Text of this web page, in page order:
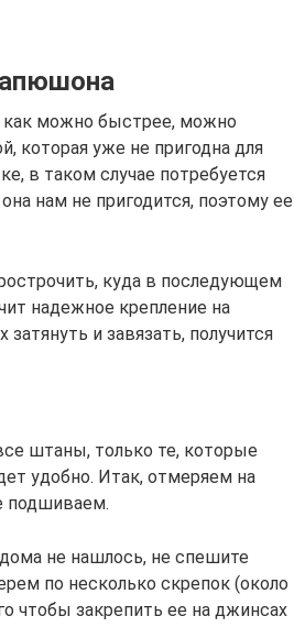
как можно быстрее, можно
которая уже не пригодна для
в таком случае потребуется
нам не пригодится, поэтому ее
куда в последующем
надежное крепление на
и завязать, получится
штаны, только те, которые
удобно. Итак, отмеряем на
подшиваем.
не нашлось, не спешите
по несколько скрепок (около
чтобы закрепить ее на джинсах